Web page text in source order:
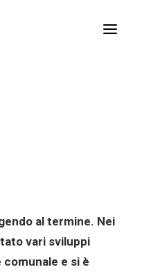
al termine. Nei
vari sviluppi
e si è